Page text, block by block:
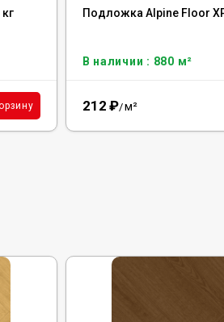
Подложка Alpine Floor
В наличии : 880 м²
212 ₽/м²